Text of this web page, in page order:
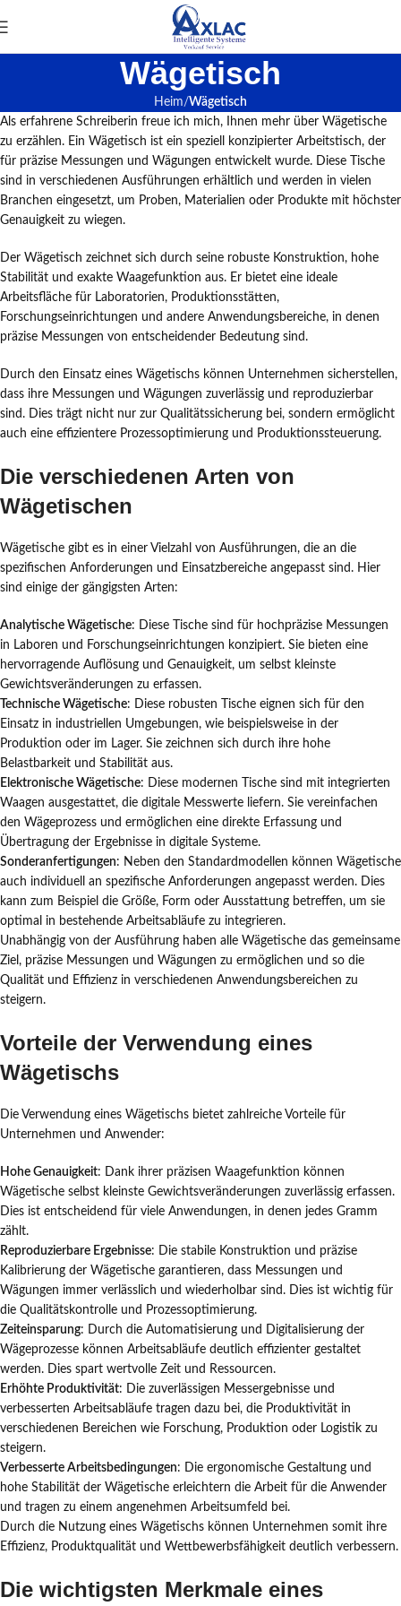
Wägetisch
Heim Wägetisch
Als erfahrene Schreiberin freue ich mich, Ihnen mehr über Wägetische
zu erzählen. Ein Wägetisch ist ein speziell konzipierter Arbeitstisch, der
für präzise Messungen und Wägungen entwickelt wurde. Diese Tische
sind in verschiedenen Ausführungen erhältlich und werden in vielen
Branchen eingesetzt, um Proben, Materialien oder Produkte mit höchster
Genauigkeit zu wiegen.
Der Wägetisch zeichnet sich durch seine robuste Konstruktion, hohe
Stabilität und exakte Waagefunktion aus. Er bietet eine ideale
Arbeitsfläche für Laboratorien, Produktionsstätten,
Forschungseinrichtungen und andere Anwendungsbereiche, in denen
präzise Messungen von entscheidender Bedeutung sind.
Durch den Einsatz eines Wägetischs können Unternehmen sicherstellen,
dass ihre Messungen und Wägungen zuverlässig und reproduzierbar
sind. Dies trägt nicht nur zur Qualitätssicherung bei, sondern ermöglicht
auch eine effizientere Prozessoptimierung und Produktionssteuerung.
Die verschiedenen Arten von
Wägetischen
Wägetische gibt es in einer Vielzahl von Ausführungen, die an die
spezifischen Anforderungen und Einsatzbereiche angepasst sind. Hier
sind einige der gängigsten Arten:
Analytische Wägetische: Diese Tische sind für hochpräzise Messungen
in Laboren und Forschungseinrichtungen konzipiert. Sie bieten eine
hervorragende Auflösung und Genauigkeit, um selbst kleinste
Gewichtsveränderungen zu erfassen.
Technische Wägetische: Diese robusten Tische eignen sich für den
Einsatz in industriellen Umgebungen, wie beispielsweise in der
Produktion oder im Lager. Sie zeichnen sich durch ihre hohe
Belastbarkeit und Stabilität aus.
Elektronische Wägetische: Diese modernen Tische sind mit integrierten
Waagen ausgestattet, die digitale Messwerte liefern. Sie vereinfachen
den Wägeprozess und ermöglichen eine direkte Erfassung und
Übertragung der Ergebnisse in digitale Systeme.
Sonderanfertigungen: Neben den Standardmodellen können Wägetische
auch individuell an spezifische Anforderungen angepasst werden. Dies
kann zum Beispiel die Größe, Form oder Ausstattung betreffen, um sie
optimal in bestehende Arbeitsabläufe zu integrieren.
Unabhängig von der Ausführung haben alle Wägetische das gemeinsame
Ziel, präzise Messungen und Wägungen zu ermöglichen und so die
Qualität und Effizienz in verschiedenen Anwendungsbereichen zu
steigern.
Vorteile der Verwendung eines
Wägetischs
Die Verwendung eines Wägetischs bietet zahlreiche Vorteile für
Unternehmen und Anwender:
Hohe Genauigkeit: Dank ihrer präzisen Waagefunktion können
Wägetische selbst kleinste Gewichtsveränderungen zuverlässig erfassen.
Dies ist entscheidend für viele Anwendungen, in denen jedes Gramm
zählt.
Reproduzierbare Ergebnisse: Die stabile Konstruktion und präzise
Kalibrierung der Wägetische garantieren, dass Messungen und
Wägungen immer verlässlich und wiederholbar sind. Dies ist wichtig für
die Qualitätskontrolle und Prozessoptimierung.
Zeiteinsparung: Durch die Automatisierung und Digitalisierung der
Wägeprozesse können Arbeitsabläufe deutlich effizienter gestaltet
werden. Dies spart wertvolle Zeit und Ressourcen.
Erhöhte Produktivität: Die zuverlässigen Messergebnisse und
verbesserten Arbeitsabläufe tragen dazu bei, die Produktivität in
verschiedenen Bereichen wie Forschung, Produktion oder Logistik zu
steigern.
Verbesserte Arbeitsbedingungen: Die ergonomische Gestaltung und
hohe Stabilität der Wägetische erleichtern die Arbeit für die Anwender
und tragen zu einem angenehmen Arbeitsumfeld bei.
Durch die Nutzung eines Wägetischs können Unternehmen somit ihre
Effizienz, Produktqualität und Wettbewerbsfähigkeit deutlich verbessern.
Die wichtigsten Merkmale eines